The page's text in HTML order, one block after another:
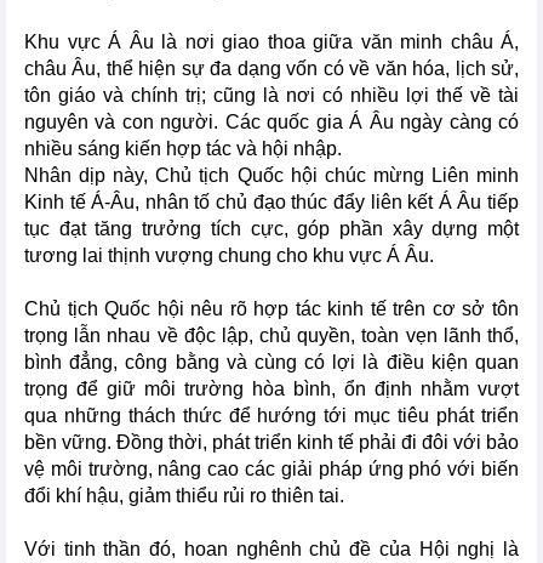
Khu vực Á Âu là nơi giao thoa giữa văn minh châu Á,
châu Âu, thể hiện sự đa dạng vốn có về văn hóa, lịch sử,
tôn giáo và chính trị; cũng là nơi có nhiều lợi thế về tài
nguyên và con người. Các quốc gia Á Âu ngày càng có
nhiều sáng kiến hợp tác và hội nhập.
Nhân dịp này, Chủ tịch Quốc hội chúc mừng Liên minh
Kinh tế Á-Âu, nhân tố chủ đạo thúc đẩy liên kết Á Âu tiếp
tục đạt tăng trưởng tích cực, góp phần xây dựng một
tương lai thịnh vượng chung cho khu vực Á Âu.
Chủ tịch Quốc hội nêu rõ hợp tác kinh tế trên cơ sở tôn
trọng lẫn nhau về độc lập, chủ quyền, toàn vẹn lãnh thổ,
bình đẳng, công bằng và cùng có lợi là điều kiện quan
trọng để giữ môi trường hòa bình, ổn định nhằm vượt
qua những thách thức để hướng tới mục tiêu phát triển
bền vững. Đồng thời, phát triển kinh tế phải đi đôi với bảo
vệ môi trường, nâng cao các giải pháp ứng phó với biến
đổi khí hậu, giảm thiểu rủi ro thiên tai.
Với tinh thần đó, hoan nghênh chủ đề của Hội nghị là